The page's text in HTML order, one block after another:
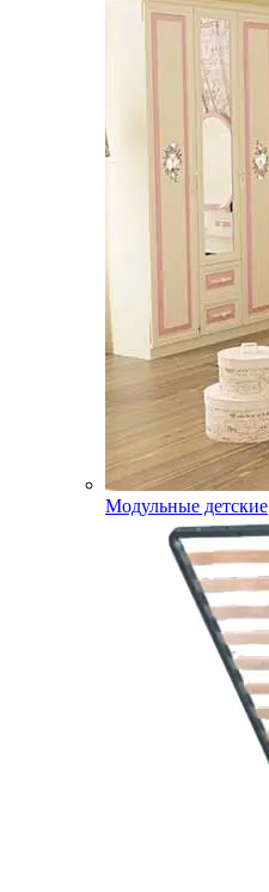
Модульные детские